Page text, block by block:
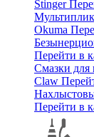
Stinger
Okuma
Перейти в
Смазки для
Claw
Перейти в